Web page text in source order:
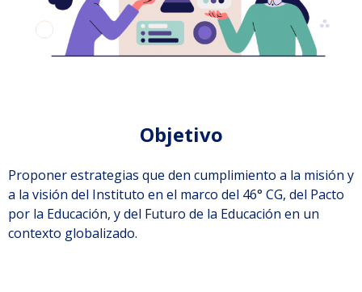
Objetivo
Proponer estrategias que den cumplimiento a la misión y
a la visión del Instituto en el marco del 46° CG, del Pacto
por la Educación, y del Futuro de la Educación en un
contexto globalizado.